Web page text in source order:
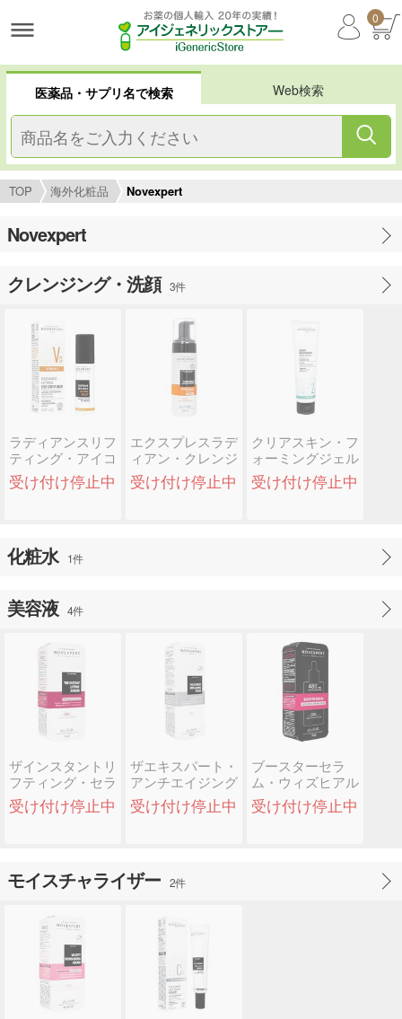
0
医薬品・サプリ名で検索 Web検索
TOP 海外化粧品 Novexpert
Novexpert
クレンジング・洗顔 3件
ラディアンスリフ
ティング・アイコ
ンツアー
(Novexper..
受け付け停止中
エクスプレスラデ
ィアン・クレンジ
ングフォーム
(Nove..
受け付け停止中
クリアスキン・フ
ォーミングジェル
(Novexpert)
受け付け停止中
化粧水 1件
美容液 4件
ザインスタントリ
フティング・セラ
ム(Novexpert)
受け付け停止中
ザエキスパート・
アンチエイジング
フルイド
(Novexper..
受け付け停止中
ブースターセラ
ム・ウィズヒアル
ロン酸
(Novexpert)
受け付け停止中
モイスチャライザー 2件